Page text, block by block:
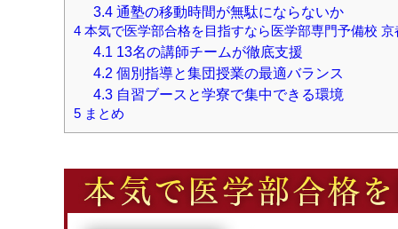
3.4通塾の移動時間が無駄にならないか
4 本気で医学部合格を目指すなら医学部専門予備校 京
4.1 13名の講師チームが徹底支援
4.2 個別指導と集団授業の最適バランス
4.3自習ブースと学寮で集中できる環境
5 まとめ